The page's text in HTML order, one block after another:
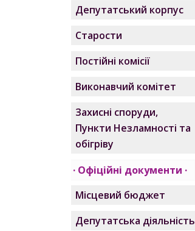
Депутатський корпус
Старости
Постійні комісії
Виконавчий комітет
Захисні споруди,
Пункти Незламності та
обігріву
Офіційні документи
Місцевий бюджет
Депутатська діяльність